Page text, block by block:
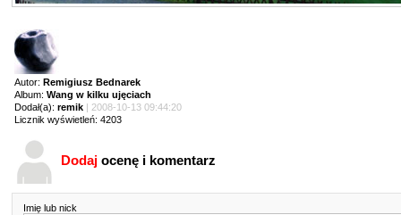
Autor: Remigiusz Bednarek
Album: Wang w kilku ujęciach
Dodał(a): remik | 2008-10-13 09:44:20
Licznik wyświetleń: 4203
Dodaj ocenę i komentarz
Imię lub nick